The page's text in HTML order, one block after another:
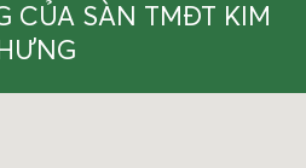
CỦA SÀN TMĐT KIM
HƯNG